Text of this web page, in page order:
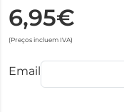
6,95€
(Preços incluem IVA)
Email